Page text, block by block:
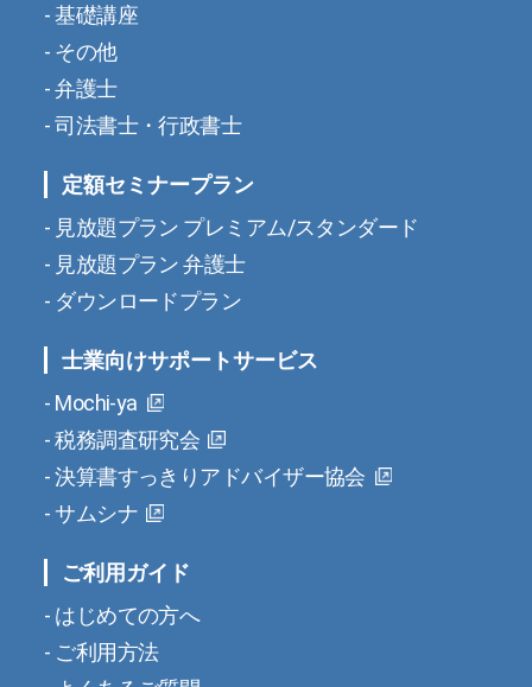
基礎講座
その他
弁護士
司法書士・行政書士
定額セミナープラン
見放題プラン プレミアム/スタンダード
見放題プラン 弁護士
ダウンロードプラン
士業向けサポートサービス
Mochi-ya
税務調査研究会
決算書すっきりアドバイザー協会
サムシナ
ご利用ガイド
はじめての方へ
ご利用方法